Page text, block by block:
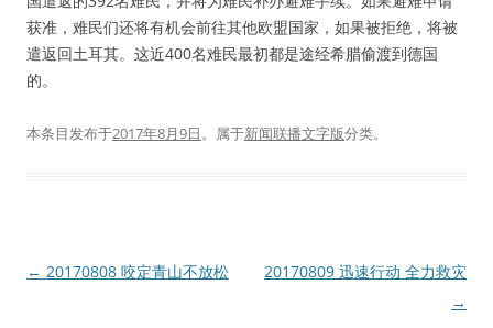
获准，难民们还将有机会前往其他欧盟国家，如果被拒绝，将被
遣返回土耳其。这近400名难民最初都是途经希腊偷渡到德国
的。
本条目发布于2017年8月9日。属于新闻联播文字版分类。
文
← 20170808 咬定青山不放松
20170809 迅速行动 全力救灾
→